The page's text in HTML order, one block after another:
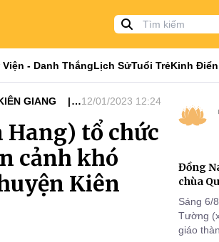
Viện - Danh ThắngLịch SửTuổi TrẻKinh Điển
GIANG
12/01/2023 12:24
Hang) tổ chức
cảnh khó
Kiên
Đồng
chùa
Sáng 6/
Tường
giáo